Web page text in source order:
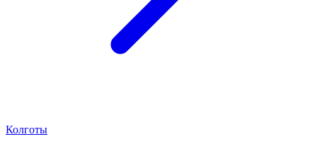
Колготы